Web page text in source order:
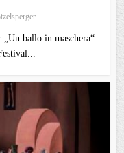
ballo in maschera“